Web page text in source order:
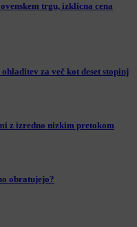
trgu, izklicna cena
za več kot deset stopinj
z izredno nizkim pretokom
obratujejo?